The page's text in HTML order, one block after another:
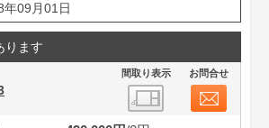
年09月01日
ります
間取り表示 お問合せ